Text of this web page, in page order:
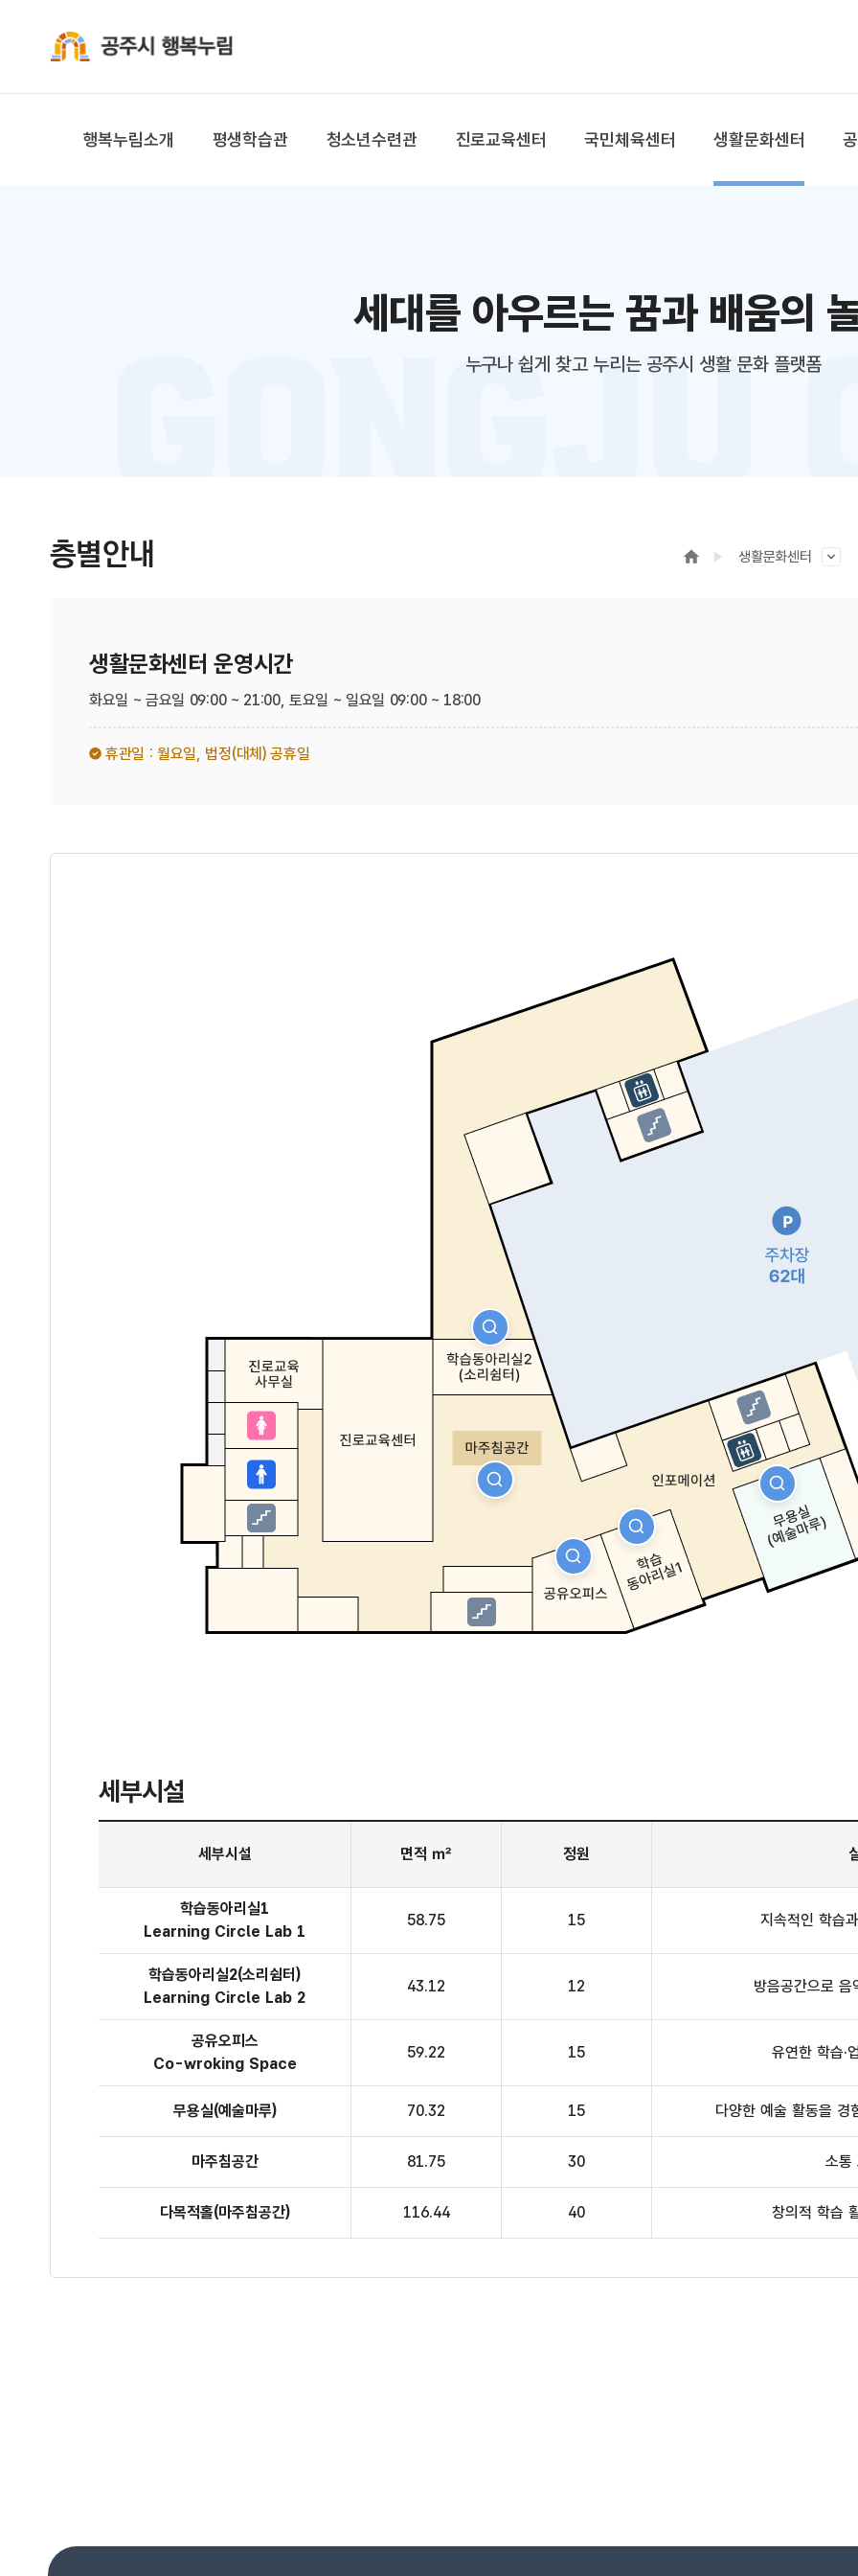
행복누림소개 평생학습관 청소년수련관 진로교육센터 국민체육센터 생활문화센터
세대를 아우르는 꿈과 배움의
누구나 쉽게 찾고 누리는 공주시 생활 문화 플랫폼
층별안내 생활문화센터
생활문화센터 운영시간
화요일 ~ 금요일 09:00 ~ 21:00, 토요일 ~ 일요일 09:00 ~ 18:00
휴관일 : 월요일, 법정(대체) 공휴일​
자세히보기
자세히보기
자세히보기
자세히보기
자세히보기
세부시설
1층 생활문화센터 세부시설
세부시설
면적 ㎡ 정원
학습동아리실1
Learning Circle Lab 1
58.75 15 지속적인 학습
학습동아리실2(소리쉼터)
Learning Circle Lab 2
43.12 12 방음공간으로
공유오피스
Co-wroking Space
59.22 15 유연한 학습·
무용실(예술마루) 70.32 15 다양한 예술 활동을 경
마주침공간 81.75 30 소통
다목적홀(마주침공간) 116.44 40 창의적 학습